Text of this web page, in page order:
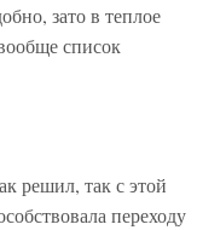
зато в теплое
список
решил, так с этой
переходу